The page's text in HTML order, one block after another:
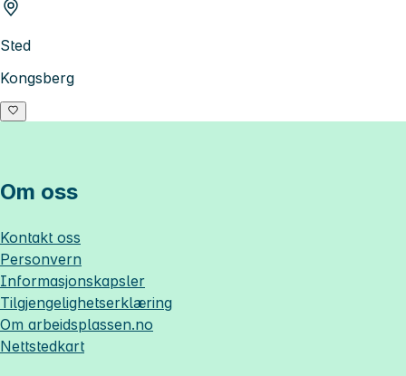
Sted
Kongsberg
Om oss
Kontakt oss
Personvern
Informasjonskapsler
Tilgjengelighetserklæring
Om arbeidsplassen.no
Nettstedkart